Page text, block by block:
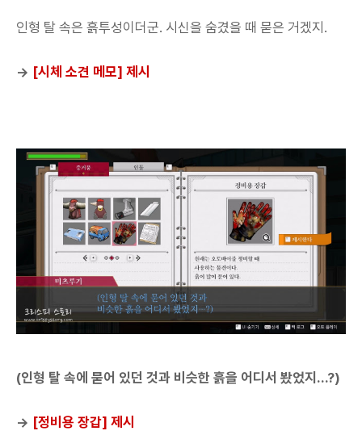
인형 탈 속은 흙투성이더군. 시신을 숨겼을 때 묻은 거겠지.
→ [시체 소견 메모] 제시
(인형 탈 속에 묻어 있던 것과 비슷한 흙을 어디서 봤었지...?)
→ [정비용 장갑] 제시